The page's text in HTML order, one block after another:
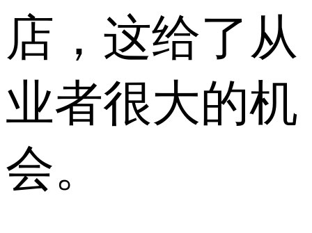
店，这给了从
业者很大的机
会。